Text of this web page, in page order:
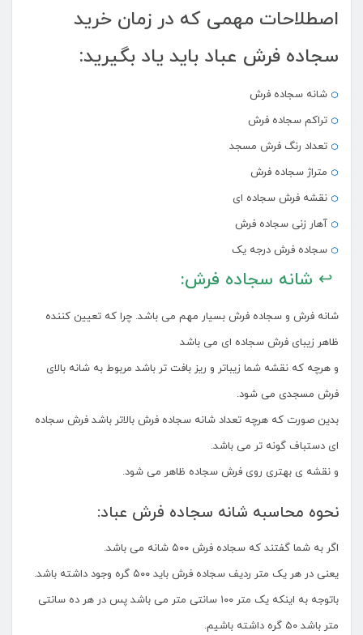
اصطلاحات مهمی که در زمان خرید
سجاده فرش عباد باید یاد بگیرید:
شانه سجاده فرش
تراکم سجاده فرش
تعداد رنگ فرش مسجد
متراژ سجاده فرش
نقشه فرش سجاده ای
آهار زنی سجاده فرش
سجاده فرش درجه یک
↩ شانه سجاده فرش:
شانه فرش و سجاده فرش بسیار مهم می باشد. چرا که تعیین کننده
ظاهر زیبای فرش سجاده ای می باشد
و هرچه که نقشه شما زیباتر و ریز بافت تر باشد مربوط به شانه بالای
فرش مسجدی می شود.
بدین صورت که هرچه تعداد شانه سجاده فرش بالاتر باشد فرش سجاده
ای دستباف گونه تر می باشد.
و نقشه ی بهتری روی فرش سجاده ظاهر می شود.
نحوه محاسبه شانه سجاده فرش عباد:
اگر به شما گفتند که سجاده فرش ۵۰۰ شانه می باشد.
یعنی در هر یک متر ردیف سجاده فرش باید ۵۰۰ گره وجود داشته باشد.
باتوجه به اینکه یک متر ۱۰۰ سانتی متر می باشد پس در هر ده سانتی
متر باشد ۵۰ گره داشته باشیم.